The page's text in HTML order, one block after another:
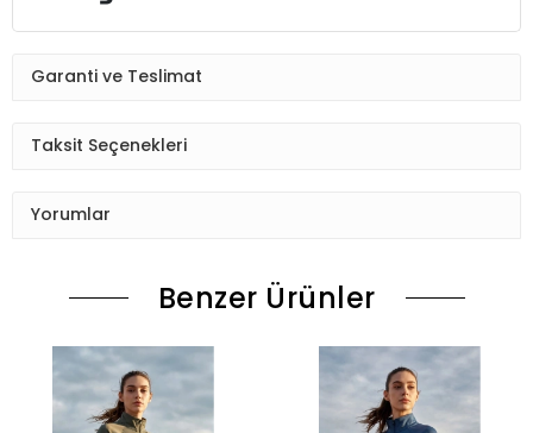
Garanti ve Teslimat
Taksit Seçenekleri
Yorumlar
Benzer Ürünler